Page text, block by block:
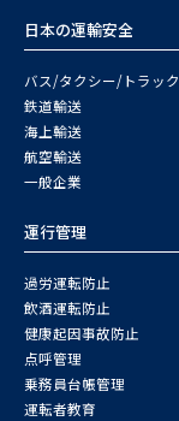
日本の運輸安全
バス/タクシー/トラック
鉄道輸送
海上輸送
航空輸送
一般企業
運行管理
過労運転防止
飲酒運転防止
健康起因事故防止
点呼管理
乗務員台帳管理
運転者教育